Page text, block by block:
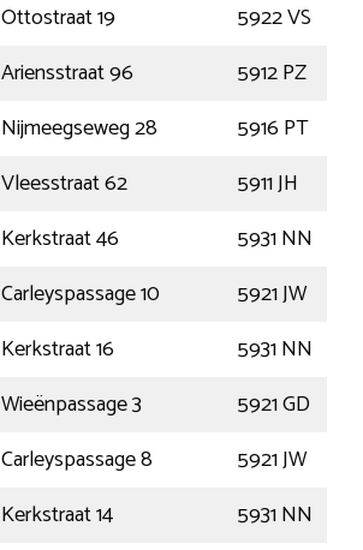
Ottostraat 19 5922 VS
Ariensstraat 96 5912 PZ
Nijmeegseweg 28 5916 PT
Vleesstraat 62 5911 JH
Kerkstraat 46 5931 NN
Carleyspassage 10 5921 JW
Kerkstraat 16 5931 NN
Wieënpassage 3 5921 GD
Carleyspassage 8 5921 JW
Kerkstraat 14 5931 NN